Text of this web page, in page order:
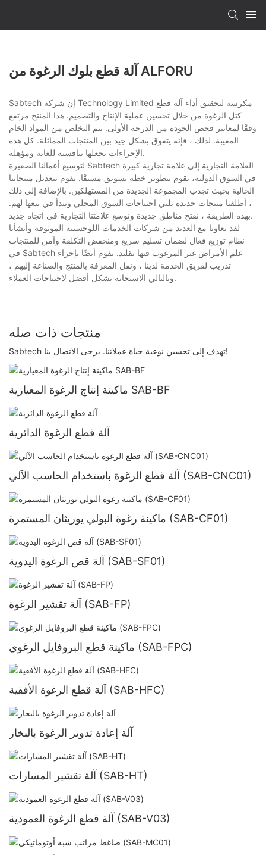
آلة قطع بلوك الرغوة من ALFORU
Sabtech إن شركة Technology Limited مكرسة لتحقيق أداء آلة قطع
كتل الرغوة من خلال تحسين عملية الإنتاج والتصميم. هذا المنتج مرتفع
وفقًا لمعايير فحص الجودة من الدرجة الأولى. يتم التخلص من المواد الخام
المعيبة. لذلك ، فإنه يتفوق بشكل جيد بين المنتجات المماثلة. كل هذه
الإجراءات تجعلها تنافسية للغاية ومؤهلة.
لتوسيع أعمالنا الصغيرة Sabtech العلامة التجارية إلى علامة تجارية كبيرة
في السوق الدولية، نقوم بتطوير خطة تسويق مسبقًا. نقوم بتعديل منتجاتنا
الحالية بحيث تجذب المجموعة الجديدة من المستهلكين. بالإضافة إلى ذلك
، أطلقنا منتجات جديدة تلبي احتياجات السوق المحلي ونبدأ في بيعها لهم.
بهذه الطريقة ، نفتح مناطق جديدة ونوسع علامتنا التجارية في اتجاه جديد.
لقد تعاونا مع العديد من شركات الخدمات اللوجستية الموثوقة وأنشأنا
نظام توزيع فعال لضمان تسليم سريع ومنخفض التكلفة وآمن للمنتجات
في Sabtech علم الأمراض غير المرغوب فيها تقليد. نقوم أيضًا بإجراء
تدريب لفريق الخدمة لدينا ، ونقل المعرفة بالمنتج والصناعة إليهم ،
وبالتالي الاستجابة بشكل أفضل لاحتياجات العملاء.
منتجات ذات صله
Sabtech تهدف إلى تحسين نوعية حياة عملائنا. يرجى الاتصال بنا!
ماكينة إنتاج الرغوة المعيارية SAB-BF
آلة قطع الرغوة الدائرية
آلة قطع الرغوة باستخدام الحاسب الآلي (SAB-CNC01)
ماكينة رغوة البولي يوريثان المستمرة (SAB-CF01)
آلة قص الرغوة اليدوية (SAB-SF01)
آلة تقشير الرغوة (SAB-FP)
ماكينة قطع البروفايل الرغوي (SAB-FPC)
آلة قطع الرغوة الأفقية (SAB-HFC)
آلة إعادة تدوير الرغوة بالبخار
آلة تقشير المسارات (SAB-HT)
آلة قطع الرغوة العمودية (SAB-V03)